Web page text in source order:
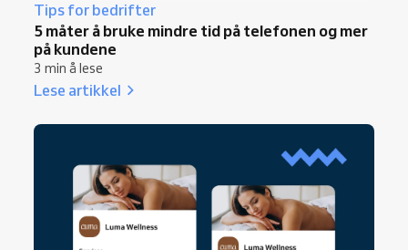
Tips for bedrifter
5 måter å bruke mindre tid på telefonen og mer
på kundene
3 min å lese
Lese artikkel